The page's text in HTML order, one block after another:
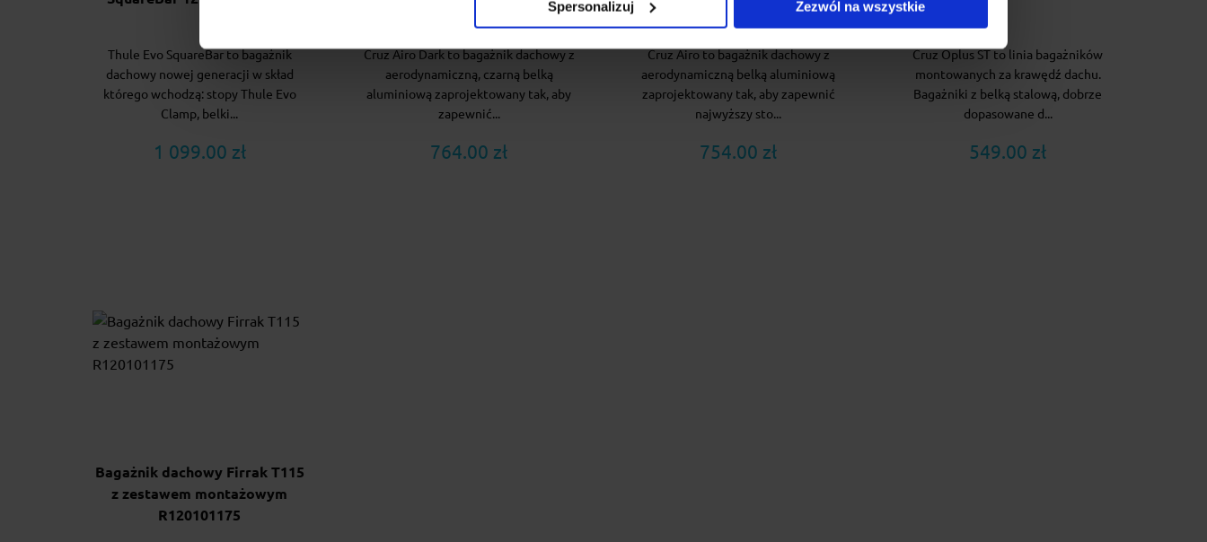
Spersonalizuj Zezwól na wszystkie
Thule Evo SquareBar to bagażnik
dachowy nowej generacji w skład
którego wchodzą: stopy Thule Evo
Clamp, belki...
1 099.00 zł
Cruz Airo Dark to bagażnik dachowy z
aerodynamiczną, czarną belką
aluminiową zaprojektowany tak, aby
zapewnić...
764.00 zł
Cruz Airo to bagażnik dachowy z
aerodynamiczną belką aluminiową
zaprojektowany tak, aby zapewnić
najwyższy sto...
754.00 zł
Cruz Oplus ST to linia bagażników
montowanych za krawędź dachu.
Bagażniki z belką stalową, dobrze
dopasowane d...
549.00 zł
Bagażnik dachowy Firrak T115
z zestawem montażowym
R120101175